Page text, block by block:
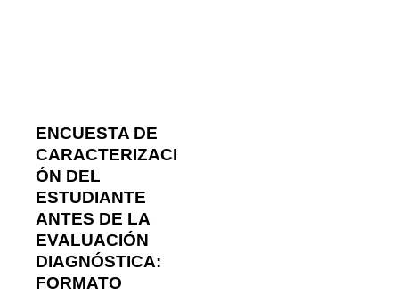
ENCUESTA DE
CARACTERIZACI
ÓN DEL
ESTUDIANTE
ANTES DE LA
EVALUACIÓN
DIAGNÓSTICA:
FORMATO